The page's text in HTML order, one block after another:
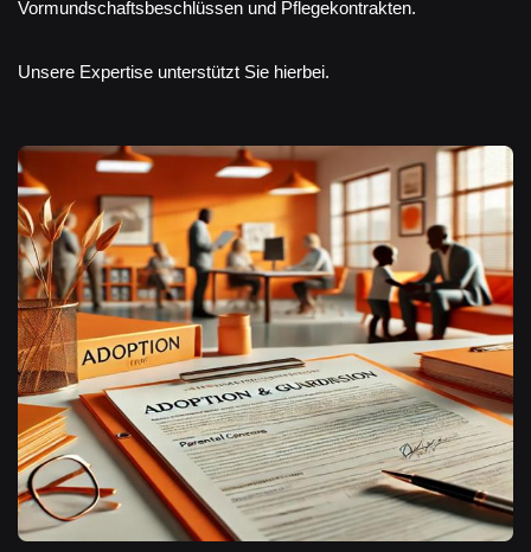
Vormundschaftsbeschlüssen und Pflegekontrakten.
Unsere Expertise unterstützt Sie hierbei.